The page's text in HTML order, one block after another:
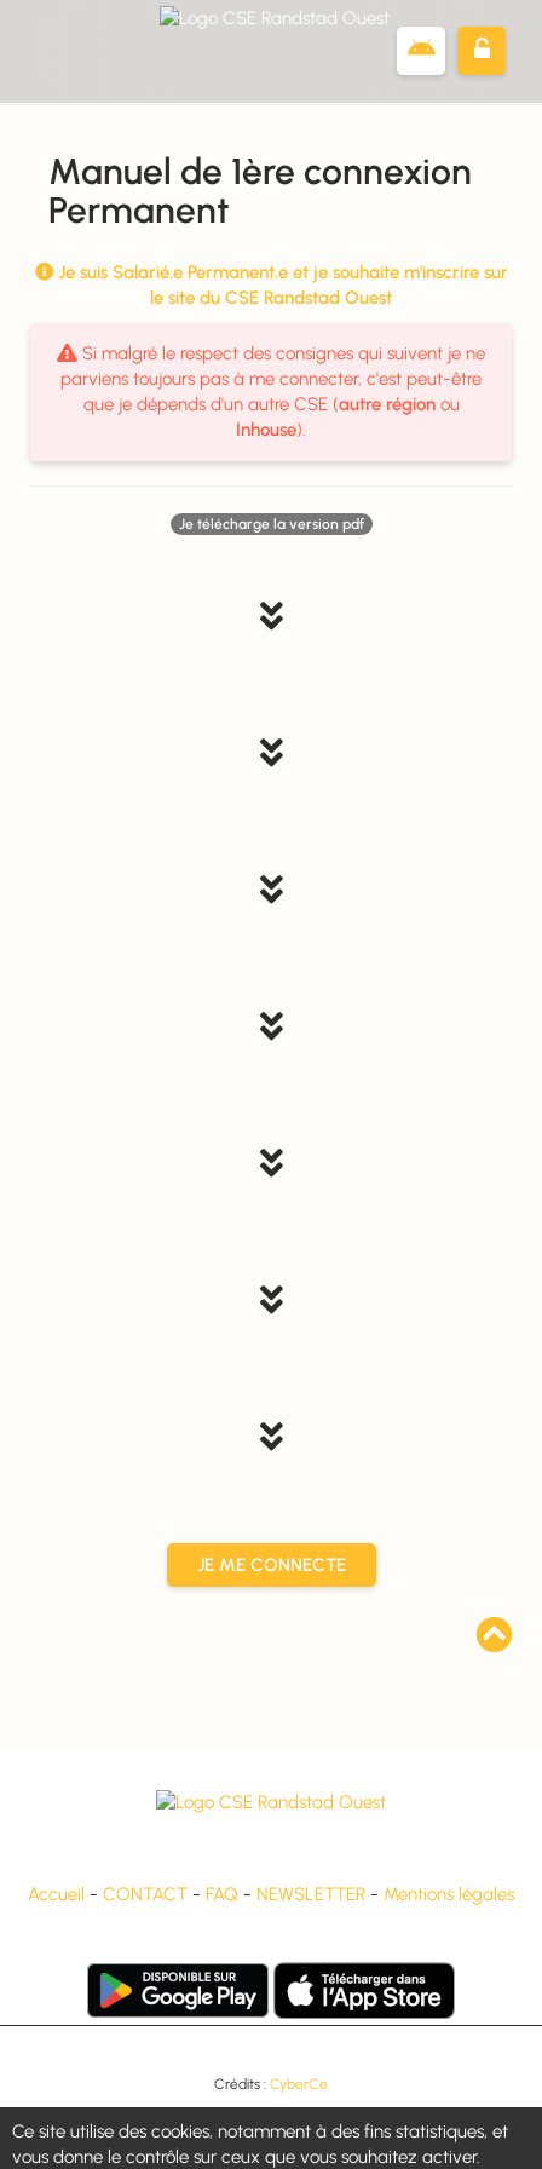
Manuel de 1ère connexion
Permanent
Je suis Salarié.e Permanent.e et je souhaite m'inscrire sur
le site du CSE Randstad Ouest
 Si malgré le respect des consignes qui suivent je ne
parviens toujours pas à me connecter, c'est peut-être
que je dépends d'un autre CSE (autre régionou
Inhouse).
Je télécharge la version pdf







JE ME CONNECTE

Accueil - CONTACT - FAQ - NEWSLETTER - Mentions légales
Crédits : CyberCe
Panneau de gestion des cookies
Ce site utilise des cookies, notamment à des fins statistiques, et
vous donne le contrôle sur ceux que vous souhaitez activer.